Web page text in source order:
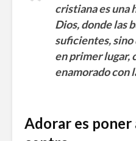
cristiana es una
Dios, donde las
suficientes, sino
en primer lugar,
enamorado con
Adorar es poner